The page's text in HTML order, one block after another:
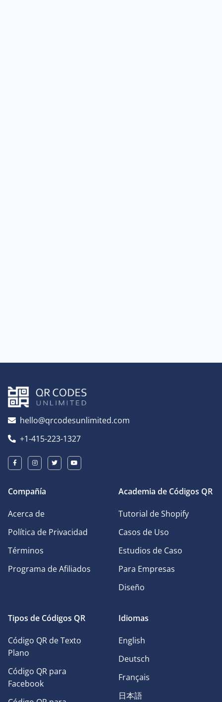
hello@qrcodesunlimited.com
+1-415-223-1327
Compañía
Acerca de
Política de Privacidad
Términos
Programa de Afiliados
Academia de Códigos QR
Tutorial de Shopify
Casos de Uso
Estudios de Caso
Para Empresas
Diseño
Tipos de Códigos QR
Código QR de Texto
Plano
Código QR para
Facebook
Idiomas
English
Deutsch
Français
日本語